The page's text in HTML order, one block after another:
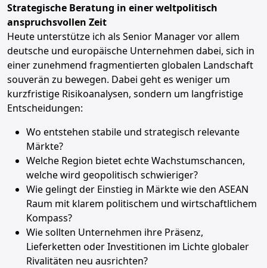
Strategische Beratung in einer weltpolitisch
anspruchsvollen Zeit
Heute unterstütze ich als Senior Manager vor allem
deutsche und europäische Unternehmen dabei, sich in
einer zunehmend fragmentierten globalen Landschaft
souverän zu bewegen. Dabei geht es weniger um
kurzfristige Risikoanalysen, sondern um langfristige
Entscheidungen:
Wo entstehen stabile und strategisch relevante
Märkte?
Welche Region bietet echte Wachstumschancen,
welche wird geopolitisch schwieriger?
Wie gelingt der Einstieg in Märkte wie den ASEAN
Raum mit klarem politischem und wirtschaftlichem
Kompass?
Wie sollten Unternehmen ihre Präsenz,
Lieferketten oder Investitionen im Lichte globaler
Rivalitäten neu ausrichten?